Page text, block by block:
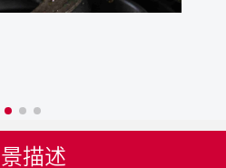
描述